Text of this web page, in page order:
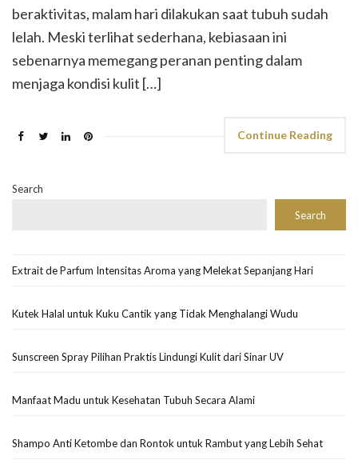
beraktivitas, malam hari dilakukan saat tubuh sudah
lelah. Meski terlihat sederhana, kebiasaan ini
sebenarnya memegang peranan penting dalam
menjaga kondisi kulit […]
Continue Reading
Search
Search
Extrait de Parfum Intensitas Aroma yang Melekat Sepanjang Hari
Kutek Halal untuk Kuku Cantik yang Tidak Menghalangi Wudu
Sunscreen Spray Pilihan Praktis Lindungi Kulit dari Sinar UV
Manfaat Madu untuk Kesehatan Tubuh Secara Alami
Shampo Anti Ketombe dan Rontok untuk Rambut yang Lebih Sehat